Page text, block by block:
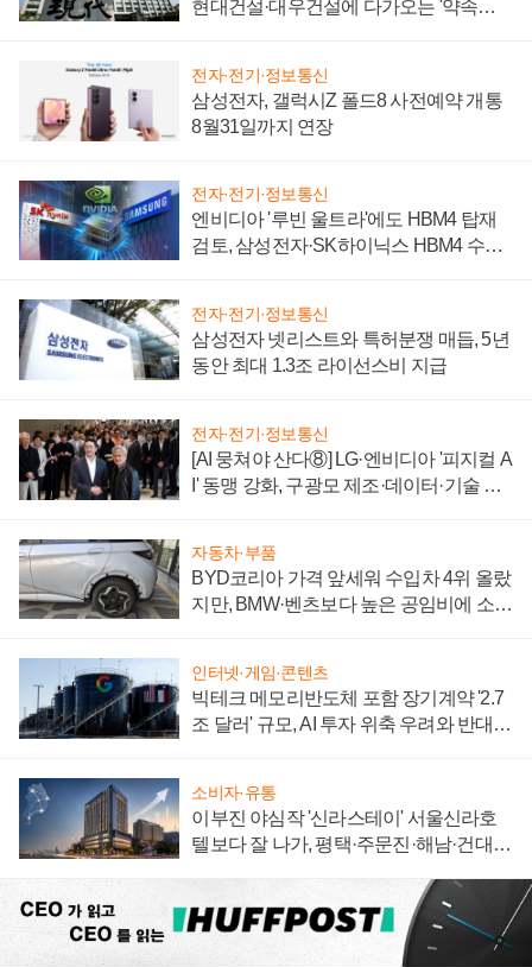
현대건설·대우건설에 다가오는 '약속의
전자·전기·정보통신
삼성전자, 갤럭시Z 폴드8 사전예약 개통
8월31일까지 연장
전자·전기·정보통신
엔비디아 '루빈 울트라'에도 HBM4 탑재
검토, 삼성전자·SK하이닉스 HBM4 수율
전자·전기·정보통신
삼성전자 넷리스트와 특허분쟁 매듭, 5년
동안 최대 1.3조 라이선스비 지급
전자·전기·정보통신
[AI 뭉쳐야 산다⑧] LG·엔비디아 '피지컬 A
I' 동맹 강화, 구광모 제조·데이터·기술 결
자동차·부품
BYD코리아 가격 앞세워 수입차 4위 올랐
지만, BMW·벤츠보다 높은 공임비에 소비
인터넷·게임·콘텐츠
빅테크 메모리반도체 포함 장기계약 '2.7
조 달러' 규모, AI 투자 위축 우려와 반대
소비자·유통
이부진 야심작 '신라스테이' 서울신라호
텔보다 잘 나가, 평택·주문진·해남·건대로